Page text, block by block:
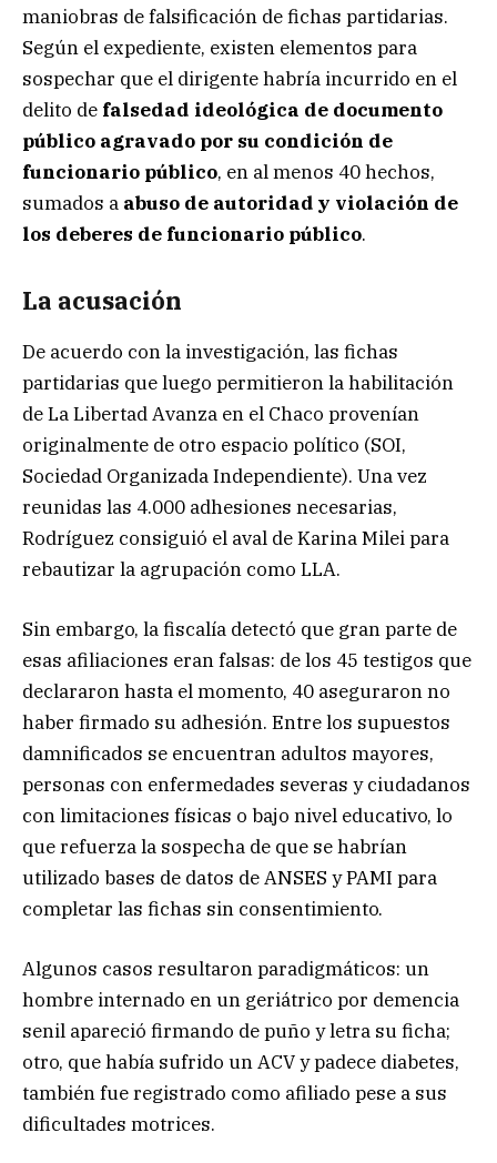
maniobras de falsificación de fichas partidarias.
Según el expediente, existen elementos para
sospechar que el dirigente habría incurrido en el
delito de falsedad ideológica de documento
público agravado por su condición de
funcionario público, en al menos 40 hechos,
sumados a abuso de autoridad y violación de
los deberes de funcionario público.
La acusación
De acuerdo con la investigación, las fichas
partidarias que luego permitieron la habilitación
de La Libertad Avanza en el Chaco provenían
originalmente de otro espacio político (SOI,
Sociedad Organizada Independiente). Una vez
reunidas las 4.000 adhesiones necesarias,
Rodríguez consiguió el aval de Karina Milei para
rebautizar la agrupación como LLA.
Sin embargo, la fiscalía detectó que gran parte de
esas afiliaciones eran falsas: de los 45 testigos que
declararon hasta el momento, 40 aseguraron no
haber firmado su adhesión. Entre los supuestos
damnificados se encuentran adultos mayores,
personas con enfermedades severas y ciudadanos
con limitaciones físicas o bajo nivel educativo, lo
que refuerza la sospecha de que se habrían
utilizado bases de datos de ANSES y PAMI para
completar las fichas sin consentimiento.
Algunos casos resultaron paradigmáticos: un
hombre internado en un geriátrico por demencia
senil apareció firmando de puño y letra su ficha;
otro, que había sufrido un ACV y padece diabetes,
también fue registrado como afiliado pese a sus
dificultades motrices.